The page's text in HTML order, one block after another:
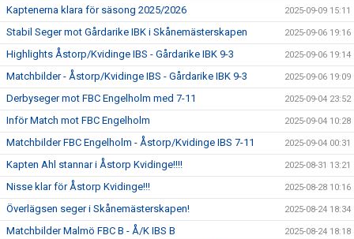
Kaptenerna klara för säsong 2025/2026 2025-09-09 15:11
Stabil Seger mot Gårdarike IBK i Skånemästerskapen 2025-09-06 19:16
Highlights Åstorp/Kvidinge IBS - Gårdarike IBK 9-3 2025-09-06 19:14
Matchbilder - Åstorp/Kvidinge IBS - Gårdarike IBK 9-3 2025-09-06 19:09
Derbyseger mot FBC Engelholm med 7-11 2025-09-04 23:52
Inför Match mot FBC Engelholm 2025-09-04 10:28
Matchbilder FBC Engelholm - Åstorp/Kvidinge IBS 7-11 2025-09-04 00:31
Kapten Ahl stannar i Åstorp Kvidinge!!!! 2025-08-31 13:21
Nisse klar för Åstorp Kvidinge!!! 2025-08-28 10:16
Överlägsen seger i Skånemästerskapen! 2025-08-24 18:34
Matchbilder Malmö FBC B - Å/K IBS B 2025-08-24 18:18